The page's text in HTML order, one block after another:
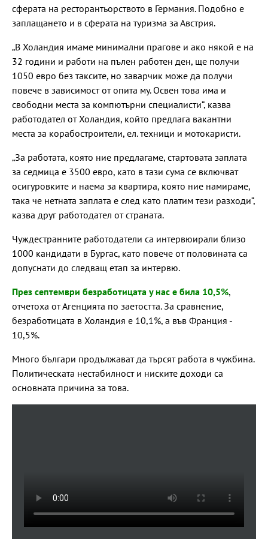
сферата на ресторантьорството в Германия. Подобно е
заплащането и в сферата на туризма за Австрия.
„В Холандия имаме минимални прагове и ако някой е на
32 години и работи на пълен работен ден, ще получи
1050 евро без таксите, но заварчик може да получи
повече в зависимост от опита му. Освен това има и
свободни места за компютърни специалисти”, казва
работодател от Холандия, който предлага вакантни
места за корабостроители, ел. техници и мотокаристи.
„За работата, която ние предлагаме, стартовата заплата
за седмица е 3500 евро, като в тази сума се включват
осигуровките и наема за квартира, която ние намираме,
така че нетната заплата е след като платим тези разходи”,
казва друг работодател от страната.
Чуждестранните работодатели са интервюирали близо
1000 кандидати в Бургас, като повече от половината са
допуснати до следващ етап за интервю.
През септември безработицата у нас е била 10,5%,
отчетоха от Агенцията по заетостта. За сравнение,
безработицата в Холандия е 10,1%, а във Франция -
10,5%.
Много българи продължават да търсят работа в чужбина.
Политическата нестабилност и ниските доходи са
основната причина за това.